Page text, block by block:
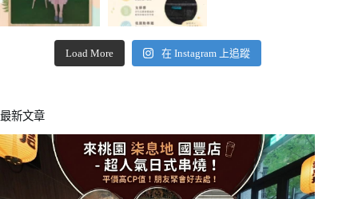
Load More 在 Instagram 上追蹤
最新文章